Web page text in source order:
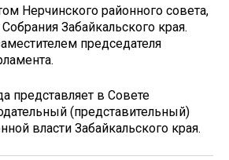
Нерчинского районного совета,
Забайкальского края.
председателя
представляет в Совете
(представительный)
власти Забайкальского края.